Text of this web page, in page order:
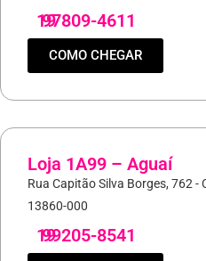
19
97809-4611
COMO CHEGAR
Loja 1A99 – Aguaí
Rua Capitão Silva Borges, 762 -
13860-000
19
99205-8541